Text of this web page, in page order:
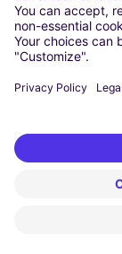
Turijn
Wenen
Berlijn
Düsseldorf